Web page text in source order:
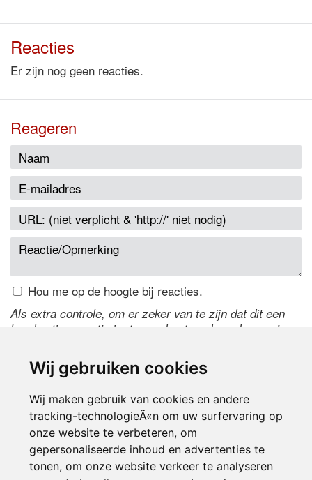
Wij gebruiken cookies
Wij maken gebruik van cookies en andere
tracking-technologieÃ«n om uw surfervaring op
onze website te verbeteren, om
gepersonaliseerde inhoud en advertenties te
tonen, om onze website verkeer te analyseren
Reacties
Er zijn nog geen reacties.
Reageren
Hou me op de hoogte bij reacties.
Als extra controle, om er zeker van te zijn dat dit een
handmatige reactie is, typ onderstaande code over in
de code te wijzigen.